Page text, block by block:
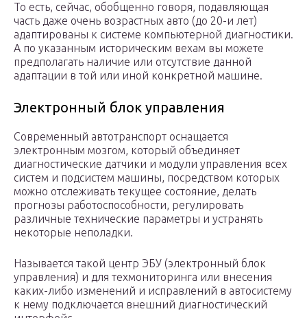
То есть, сейчас, обобщенно говоря, подавляющая
часть даже очень возрастных авто (до 20-и лет)
адаптированы к системе компьютерной диагностики.
А по указанным историческим вехам вы можете
предполагать наличие или отсутствие данной
адаптации в той или иной конкретной машине.
Электронный блок управления
Современный автотранспорт оснащается
электронным мозгом, который объединяет
диагностические датчики и модули управления всех
систем и подсистем машины, посредством которых
можно отслеживать текущее состояние, делать
прогнозы работоспособности, регулировать
различные технические параметры и устранять
некоторые неполадки.
Называется такой центр ЭБУ (электронный блок
управления) и для техмониторинга или внесения
каких-либо изменений и исправлений в автосистему
к нему подключается внешний диагностический